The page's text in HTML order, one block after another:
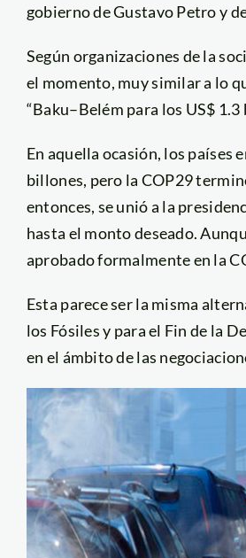
gobierno de Gustavo Petro y
Según organizaciones de la
el momento, muy similar a lo
“Baku–Belém para los US$ 1.3
En aquella ocasión, los países
billones, pero la COP29
entonces, se unió a la
hasta el monto deseado.
aprobado formalmente en la
Esta parece ser la misma
los Fósiles y para el Fin de la
en el ámbito de las